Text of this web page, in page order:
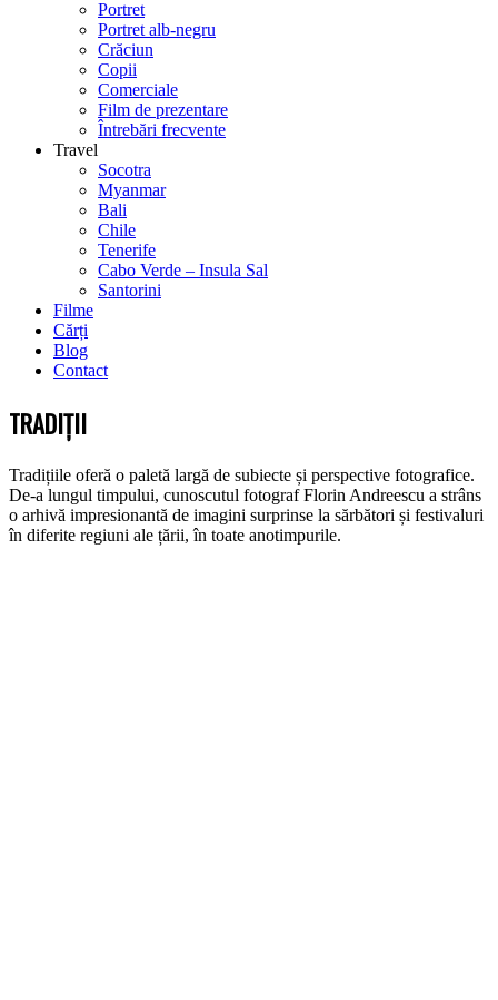
Portret
Portret alb-negru
Crăciun
Copii
Comerciale
Film de prezentare
Întrebări frecvente
Travel
Socotra
Myanmar
Bali
Chile
Tenerife
Cabo Verde – Insula Sal
Santorini
Filme
Cărți
Blog
Contact
TRADIȚII
Tradițiile oferă o paletă largă de subiecte și perspective fotografice.
De-a lungul timpului, cunoscutul fotograf Florin Andreescu a strâns
o arhivă impresionantă de imagini surprinse la sărbători și festivaluri
în diferite regiuni ale țării, în toate anotimpurile.